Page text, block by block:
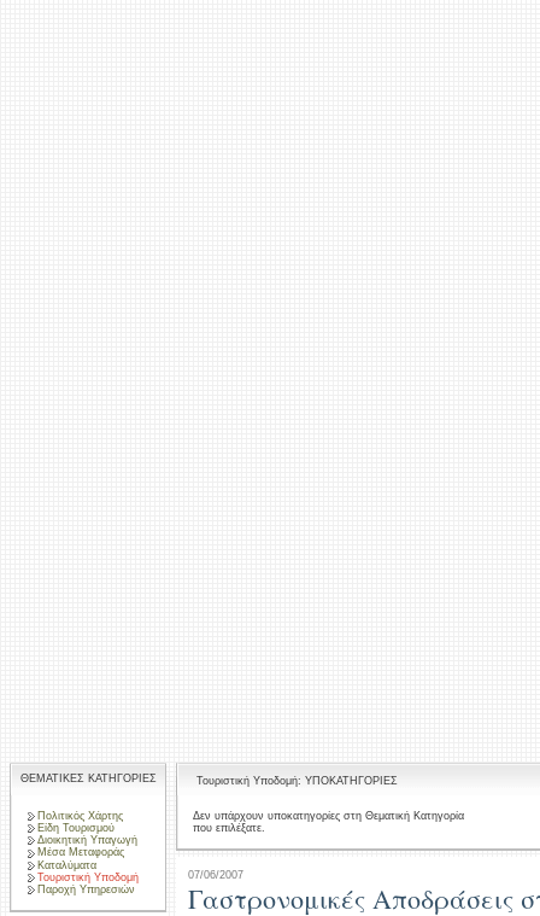
ΘΕΜΑΤΙΚΕΣ ΚΑΤΗΓΟΡΙΕΣ
Πολιτικός Χάρτης
Είδη Τουρισμού
Διοικητική Υπαγωγή
Μέσα Μεταφοράς
Καταλύματα
Τουριστική Υποδομή
Παροχή Υπηρεσιών
Τουριστική Υποδομή: ΥΠΟΚΑΤΗΓΟΡΙΕΣ
Δεν υπάρχουν υποκατηγορίες στη Θεματική Κατηγορία
που επιλέξατε.
07/06/2007
Γαστρονομικές Αποδράσεις